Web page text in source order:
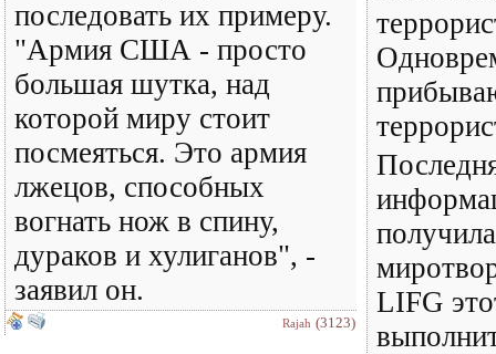
последовать их примеру.
"Армия США - просто
большая шутка, над
которой миру стоит
посмеяться. Это армия
лжецов, способных
вогнать нож в спину,
дураков и хулиганов", -
заявил он.
Rajah (3123)
LIFG